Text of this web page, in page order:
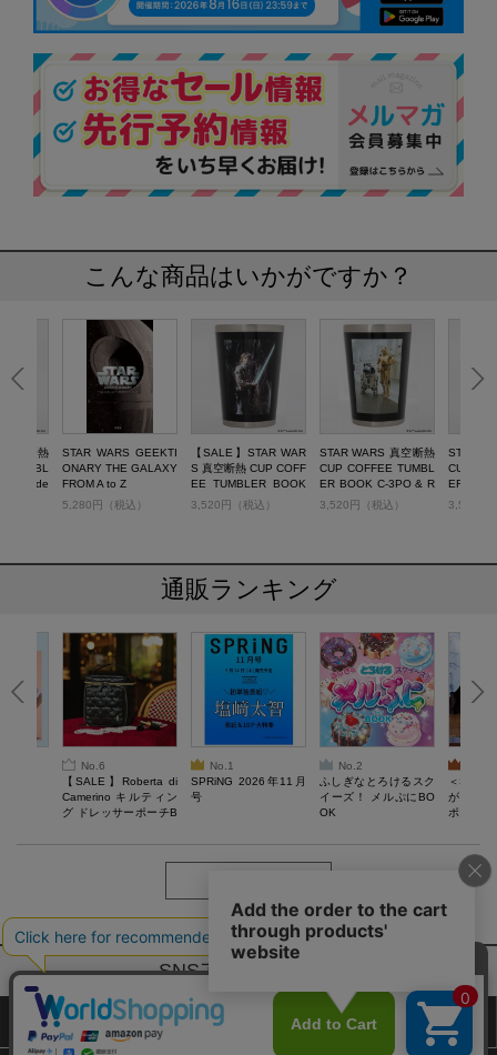
こんな商品はいかがですか？
真空断熱
TUMBL
Vade
STAR WARS GEEKTI
ONARY THE GALAXY
FROM A to Z
5,280円（税込）
【SALE】STAR WAR
S 真空断熱 CUP COFF
EE TUMBLER BOOK
Luke Skywalker ver.
3,520円（税込）
STAR WARS 真空断熱
CUP COFFEE TUMBL
ER BOOK C-3PO & R
2-D2 ver.
3,520円（税込）
STAR
CUP
ER
r ver.
3,520円
通販ランキング
No.6
【SALE】Roberta di
Camerino キルティン
グ ドレッサーポーチB
No.1
SPRiNG 2026年11月
号
No.2
ふしぎなとろけるスク
イーズ！ メルぷにBO
OK
＜SALE
がある
ポーチ
SNSアカウントー覧
サイトマップ 公式通販ご利用ガイド